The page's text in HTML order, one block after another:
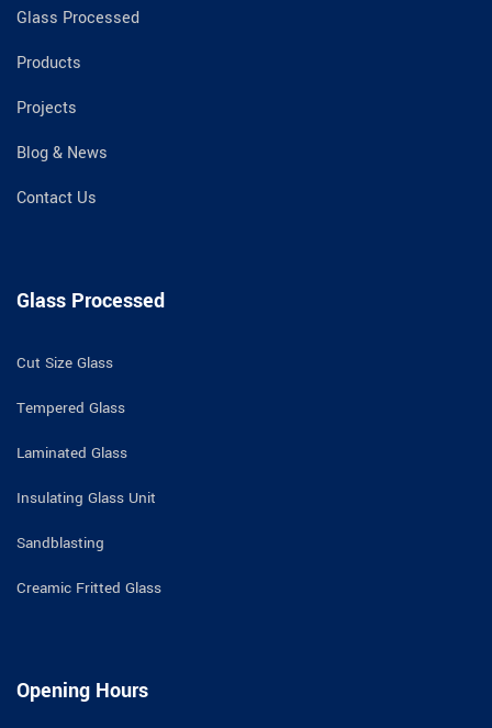
Glass Processed
Products
Projects
Blog & News
Contact Us
Glass Processed
Cut Size Glass
Tempered Glass
Laminated Glass
Insulating Glass Unit
Sandblasting
Creamic Fritted Glass
Opening Hours